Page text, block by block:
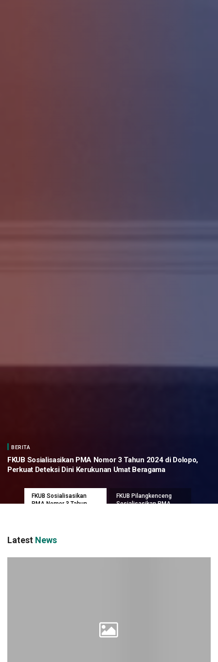
BERITA
FKUB Sosialisasikan PMA Nomor 3 Tahun 2024 di Dolopo,
Perkuat Deteksi Dini Kerukunan Umat Beragama
FKUB Sosialisasikan
PMA Nomor 3 Tahun
FKUB Pilangkenceng
Sosialisasikan PMA
Latest News